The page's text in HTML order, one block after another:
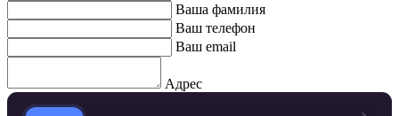
Ваша фамилия
Ваш телефон
Ваш email
Адрес